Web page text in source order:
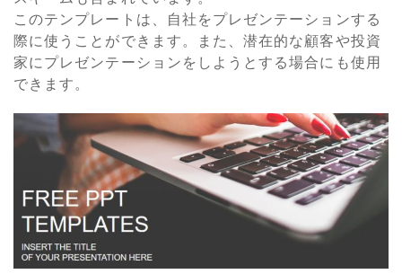
このテンプレートは、自社をプレゼンテーションする
際に使うことができます。また、潜在的な顧客や投資
家にプレゼンテーションをしようとする場合にも使用
できます。